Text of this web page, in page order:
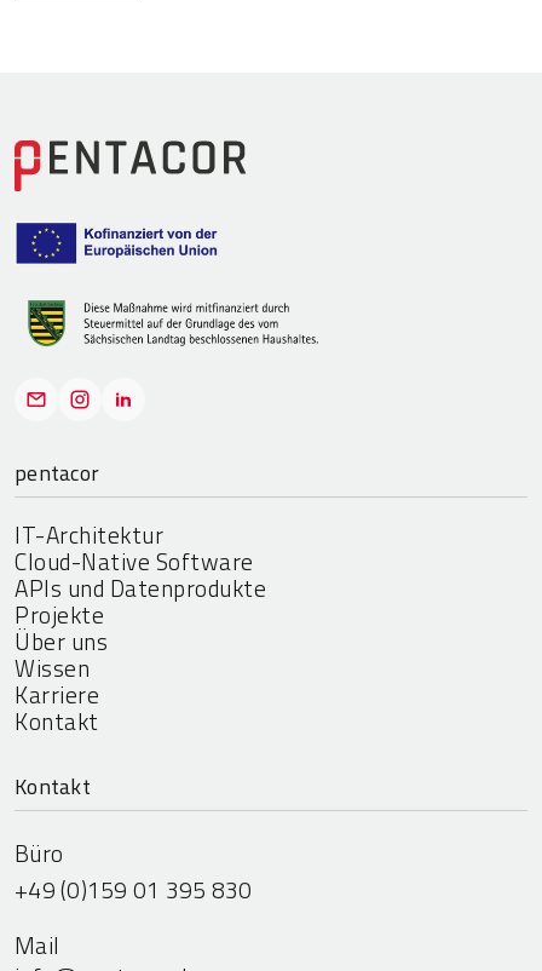
pentacor
IT-Architektur
Cloud-Native Software
APIs und Datenprodukte
Projekte
Über uns
Wissen
Karriere
Kontakt
Kontakt
Büro
+49 (0)159 01 395 830
Mail